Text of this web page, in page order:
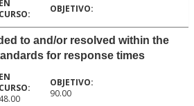
to and/or resolved within the
for response times
48.00 90.00